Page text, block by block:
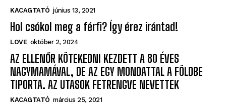
Hol csókol meg a férfi? Így érez irántad!
LOVE október 2, 2024
AZ ELLENŐR KÖTEKEDNI KEZDETT A 80 ÉVES
NAGYMAMÁVAL, DE AZ EGY MONDATTAL A FÖLDBE
TIPORTA. AZ UTASOK FETRENGVE NEVETTEK
KACAGTATÓ március 25, 2021